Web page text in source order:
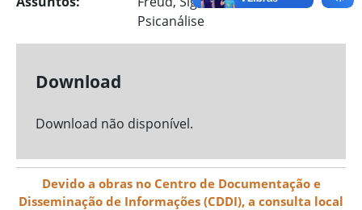
Psicanálise
Download
Download não disponível.
Devido a obras no Centro de Documentação e
Disseminação de Informações (CDDI), a consulta local